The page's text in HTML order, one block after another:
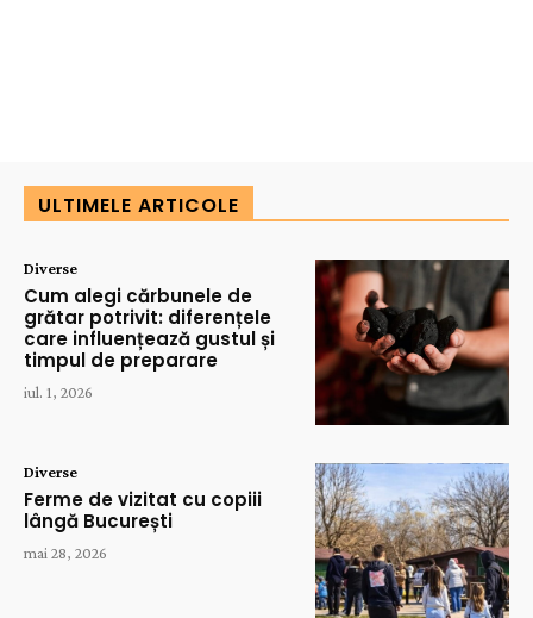
ULTIMELE ARTICOLE
Diverse
Cum alegi cărbunele de
grătar potrivit: diferențele
care influențează gustul și
timpul de preparare
iul. 1, 2026
Diverse
Ferme de vizitat cu copiii
lângă București
mai 28, 2026